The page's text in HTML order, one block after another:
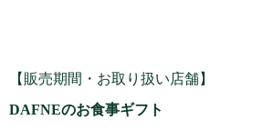
【販売期間・お取り扱い店舗】
DAFNEのお食事ギフト